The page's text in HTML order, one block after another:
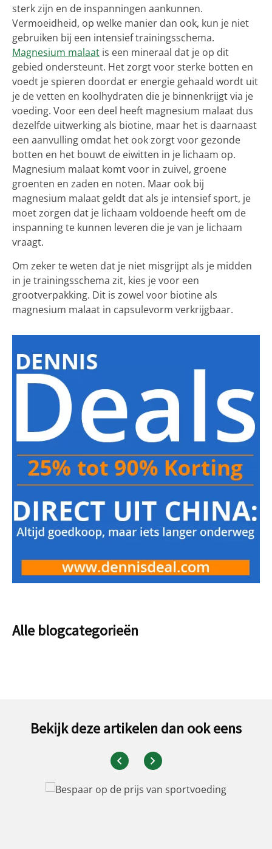
sterk zijn en de inspanningen aankunnen.
Vermoeidheid, op welke manier dan ook, kun je niet
gebruiken bij een intensief trainingsschema.
Magnesium malaat is een mineraal dat je op dit
gebied ondersteunt. Het zorgt voor sterke botten en
voedt je spieren doordat er energie gehaald wordt uit
je de vetten en koolhydraten die je binnenkrijgt via je
voeding. Voor een deel heeft magnesium malaat dus
dezelfde uitwerking als biotine, maar het is daarnaast
een aanvulling omdat het ook zorgt voor gezonde
botten en het bouwt de eiwitten in je lichaam op.
Magnesium malaat komt voor in zuivel, groene
groenten en zaden en noten. Maar ook bij
magnesium malaat geldt dat als je intensief sport, je
moet zorgen dat je lichaam voldoende heeft om de
inspanning te kunnen leveren die je van je lichaam
vraagt.
Om zeker te weten dat je niet misgrijpt als je midden
in je trainingsschema zit, kies je voor een
grootverpakking. Dit is zowel voor biotine als
magnesium malaat in capsulevorm verkrijgbaar.
Alle blogcategorieën
Bekijk deze artikelen dan ook eens